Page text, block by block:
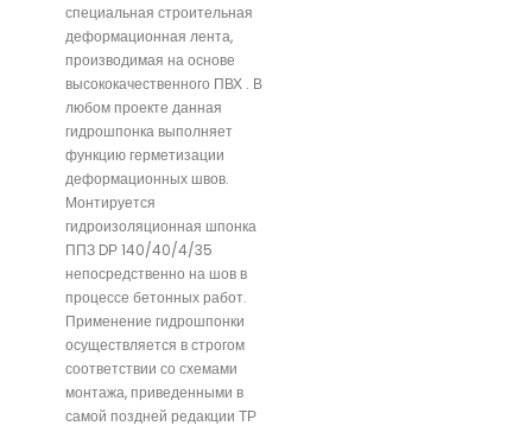
специальная строительная
деформационная лента,
производимая на основе
высококачественного ПВХ . В
любом проекте данная
гидрошпонка выполняет
функцию герметизации
деформационных швов.
Монтируется
гидроизоляционная шпонка
ППЗ DР 140/40/4/35
непосредственно на шов в
процессе бетонных работ.
Применение гидрошпонки
осуществляется в строгом
соответствии со схемами
монтажа, приведенными в
самой поздней редакции ТР